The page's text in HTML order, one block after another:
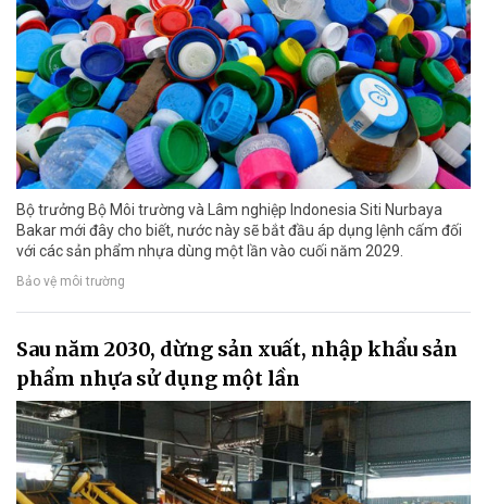
Bộ trưởng Bộ Môi trường và Lâm nghiệp Indonesia Siti Nurbaya
Bakar mới đây cho biết, nước này sẽ bắt đầu áp dụng lệnh cấm đối
với các sản phẩm nhựa dùng một lần vào cuối năm 2029.
Bảo vệ môi trường
Sau năm 2030, dừng sản xuất, nhập khẩu sản
phẩm nhựa sử dụng một lần